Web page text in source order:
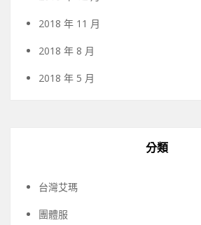
2018 年 11 月
2018 年 8 月
2018 年 5 月
分類
台灣艾瑪
團體服